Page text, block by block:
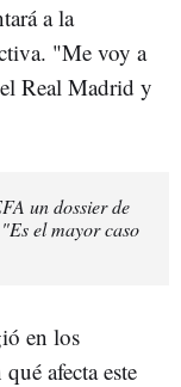
a la
"Me voy a
Real Madrid y
un dossier de
el mayor caso
en los
afecta este